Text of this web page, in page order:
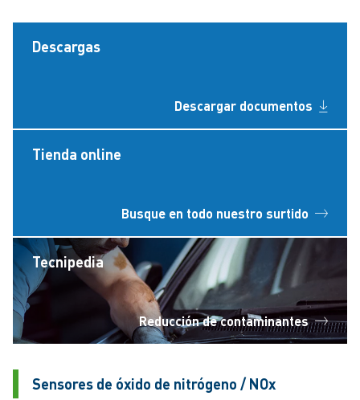
Descargas
Descargar documentos
Tienda online
Busque en todo nuestro surtido
Tecnipedia
Reducción de contaminantes
Sensores de óxido de nitrógeno / NOx